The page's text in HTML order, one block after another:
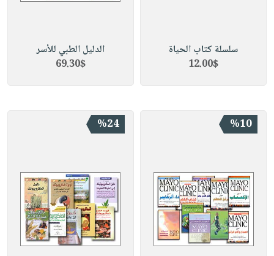
سلسلة كتاب الحياة
12.00$
الدليل الطبي للأسر
69.30$
%10
%24